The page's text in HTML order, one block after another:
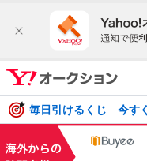
毎日引けるくじ 今す